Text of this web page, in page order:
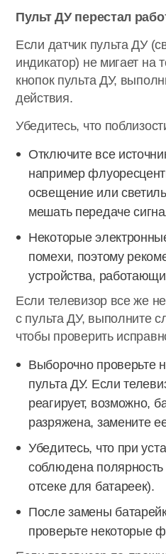
Пульт ДУ перестал
Если датчик пульта ДУ
индикатор) не мигает на
кнопок пульта ДУ,
действия.
Убедитесь, что
Отключите все
например
освещение или
мешать передаче
Некоторые
помехи, поэтому
устройства,
Если телевизор все же
с пульта ДУ, выполните
чтобы проверить
Выборочно проверьте
пульта ДУ. Если
реагирует, возможно,
разряжена, замените
Убедитесь, что при
соблюдена
отсеке для батареек).
После замены
проверьте некоторые